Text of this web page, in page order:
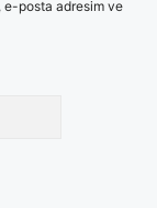
e-posta adresim ve